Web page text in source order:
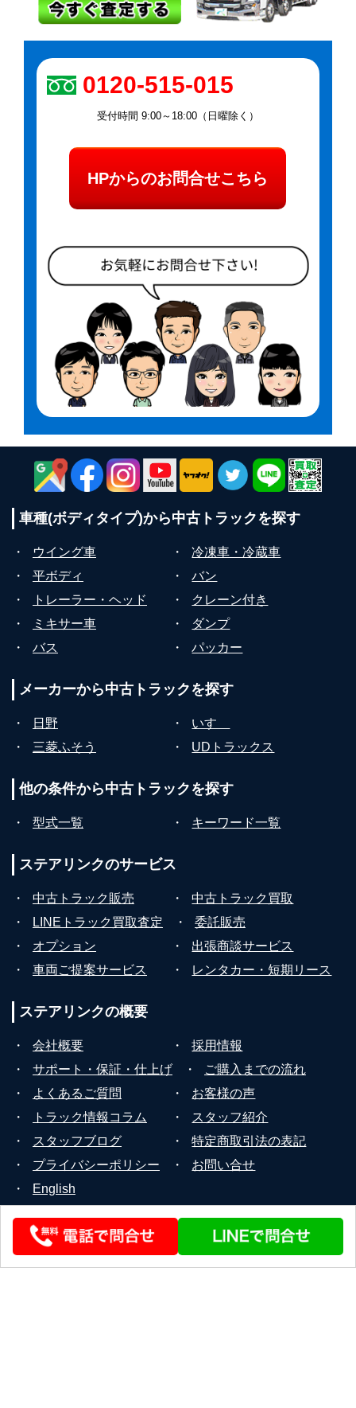
0120-515-015
受付時間 9:00～18:00（日曜除く）
HPからのお問合せこちら
車種(ボディタイプ)から中古トラックを探す
・ ウイング車 ・
冷凍車・冷蔵車
・
平ボディ ・
バン
・
トレーラー・ヘッド ・
クレーン付き
・
ミキサー車 ・
ダンプ
・
バス ・ パッカー
メーカーから中古トラックを探す
・ 日野 ・
いすゞ
・
三菱ふそう ・ UDトラックス
他の条件から中古トラックを探す
・ 型式一覧 ・ キーワード一覧
ステアリンクのサービス
・ 中古トラック販売 ・
中古トラック買取
・
LINEトラック買取査定 ・
委託販売
・
オプション ・
出張商談サービス
・
車両ご提案サービス ・ レンタカー・短期リース
ステアリンクの概要
・ 会社概要 ・
採用情報
・
サポート・保証・仕上げ ・
ご購入までの流れ
・
よくあるご質問 ・
お客様の声
・
トラック情報コラム ・
スタッフ紹介
・
スタッフブログ ・
特定商取引法の表記
・
プライバシーポリシー ・
お問い合せ
・
English
© 2026 STEERLINK Co.,Ltd